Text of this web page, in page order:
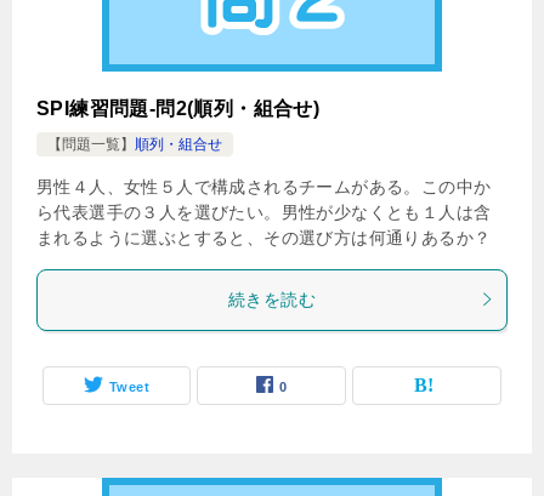
SPI練習問題-問2(順列・組合せ)
【問題一覧】 順列・組合せ
男性４人、女性５人で構成されるチームがある。この中か
ら代表選手の３人を選びたい。男性が少なくとも１人は含
まれるように選ぶとすると、その選び方は何通りあるか？
続きを読む
Tweet 0